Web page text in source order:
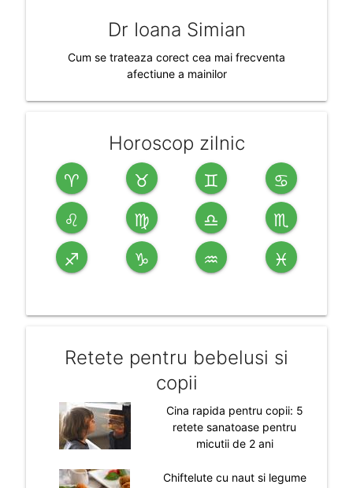
Dr Ioana Simian
Cum se trateaza corect cea mai frecventa
afectiune a mainilor
Horoscop zilnic
♈ ♉ ♊ ♋
♌ ♍ ♎ ♏
♐ ♑ ♒ ♓
Retete pentru bebelusi si
copii
Cina rapida pentru copii: 5
retete sanatoase pentru
micutii de 2 ani
Chiftelute cu naut si legume